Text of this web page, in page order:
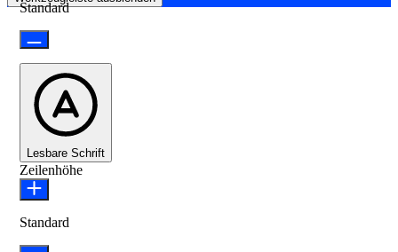
Standard
Lesbare Schrift
Zeilenhöhe
Standard